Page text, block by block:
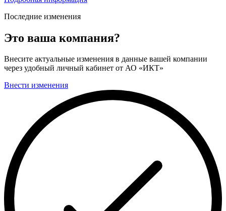
Последние изменения
Это ваша компания?
Внесите актуальные изменения в данные вашей компании
через удобный личный кабинет от АО «ИКТ»
Внести изменения